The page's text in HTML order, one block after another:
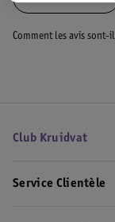
Comment les avis sont-
Club Kruidvat
Service Clientèle